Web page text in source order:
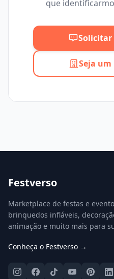
que
Solicitar
Seja um
Festverso
Marketplace de festas e
brinquedos infláveis,
animação e muito mais para
Conheça o Festverso →